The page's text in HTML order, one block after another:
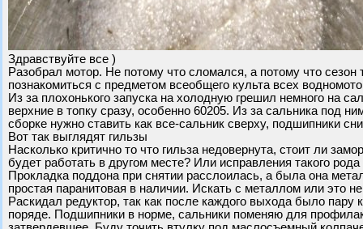
Здравствуйте все )
Разобрал мотор. Не потому что сломался, а потому что
познакомиться с предметом всеобщего культа всех
Из за плохонького запуска на холодную грешил немного на
верхние в топку сразу, особенно 60205. Из за сальника под
сборке нужно ставить как все-сальник сверху, подшипники
Вот так выглядят гильзы
Насколько критично то что гильза недовернута, стоит ли
будет работать в другом месте? Или исправления такого
Прокладка поддона при снятии расслоилась, а была она
простая паранитовая в наличии. Искать с металлом или это
Раскидал редуктор, так как после каждого выхода было
поряде. Подшипники в норме, сальники поменяю для